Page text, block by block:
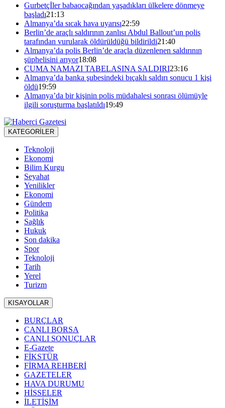
Gurbetçİler babaocağından yaşadıkları ülkelere dönmeye
başladı21:13
Almanya’da sıcak hava uyarısı22:59
Berlin’de araçlı saldırının zanlısı Abdul Ballout’un polis
tarafından vurularak öldürüldüğü bildirildi21:40
Almanya’da polis Berlin’de araçla düzenlenen saldırının
şüphelisini arıyor18:08
CUMA NAMAZI TABELASINA SALDIRI23:16
Almanya’da banka şubesindeki bıçaklı saldırı sonucu 1 kişi
öldü19:59
Almanya’da bir kişinin polis müdahalesi sonrası ölümüyle
ilgili soruşturma başlatıldı19:49
KATEGORİLER
Teknoloji
Ekonomi
Bilim Kurgu
Seyahat
Yenilikler
Ekonomi
Gündem
Politika
Sağlık
Hukuk
Son dakika
Spor
Teknoloji
Tarih
Yerel
Turizm
KISAYOLLAR
BURÇLAR
CANLI BORSA
CANLI SONUÇLAR
E-Gazete
FİKSTÜR
FİRMA REHBERİ
GAZETELER
HAVA DURUMU
HİSSELER
İLETİŞİM